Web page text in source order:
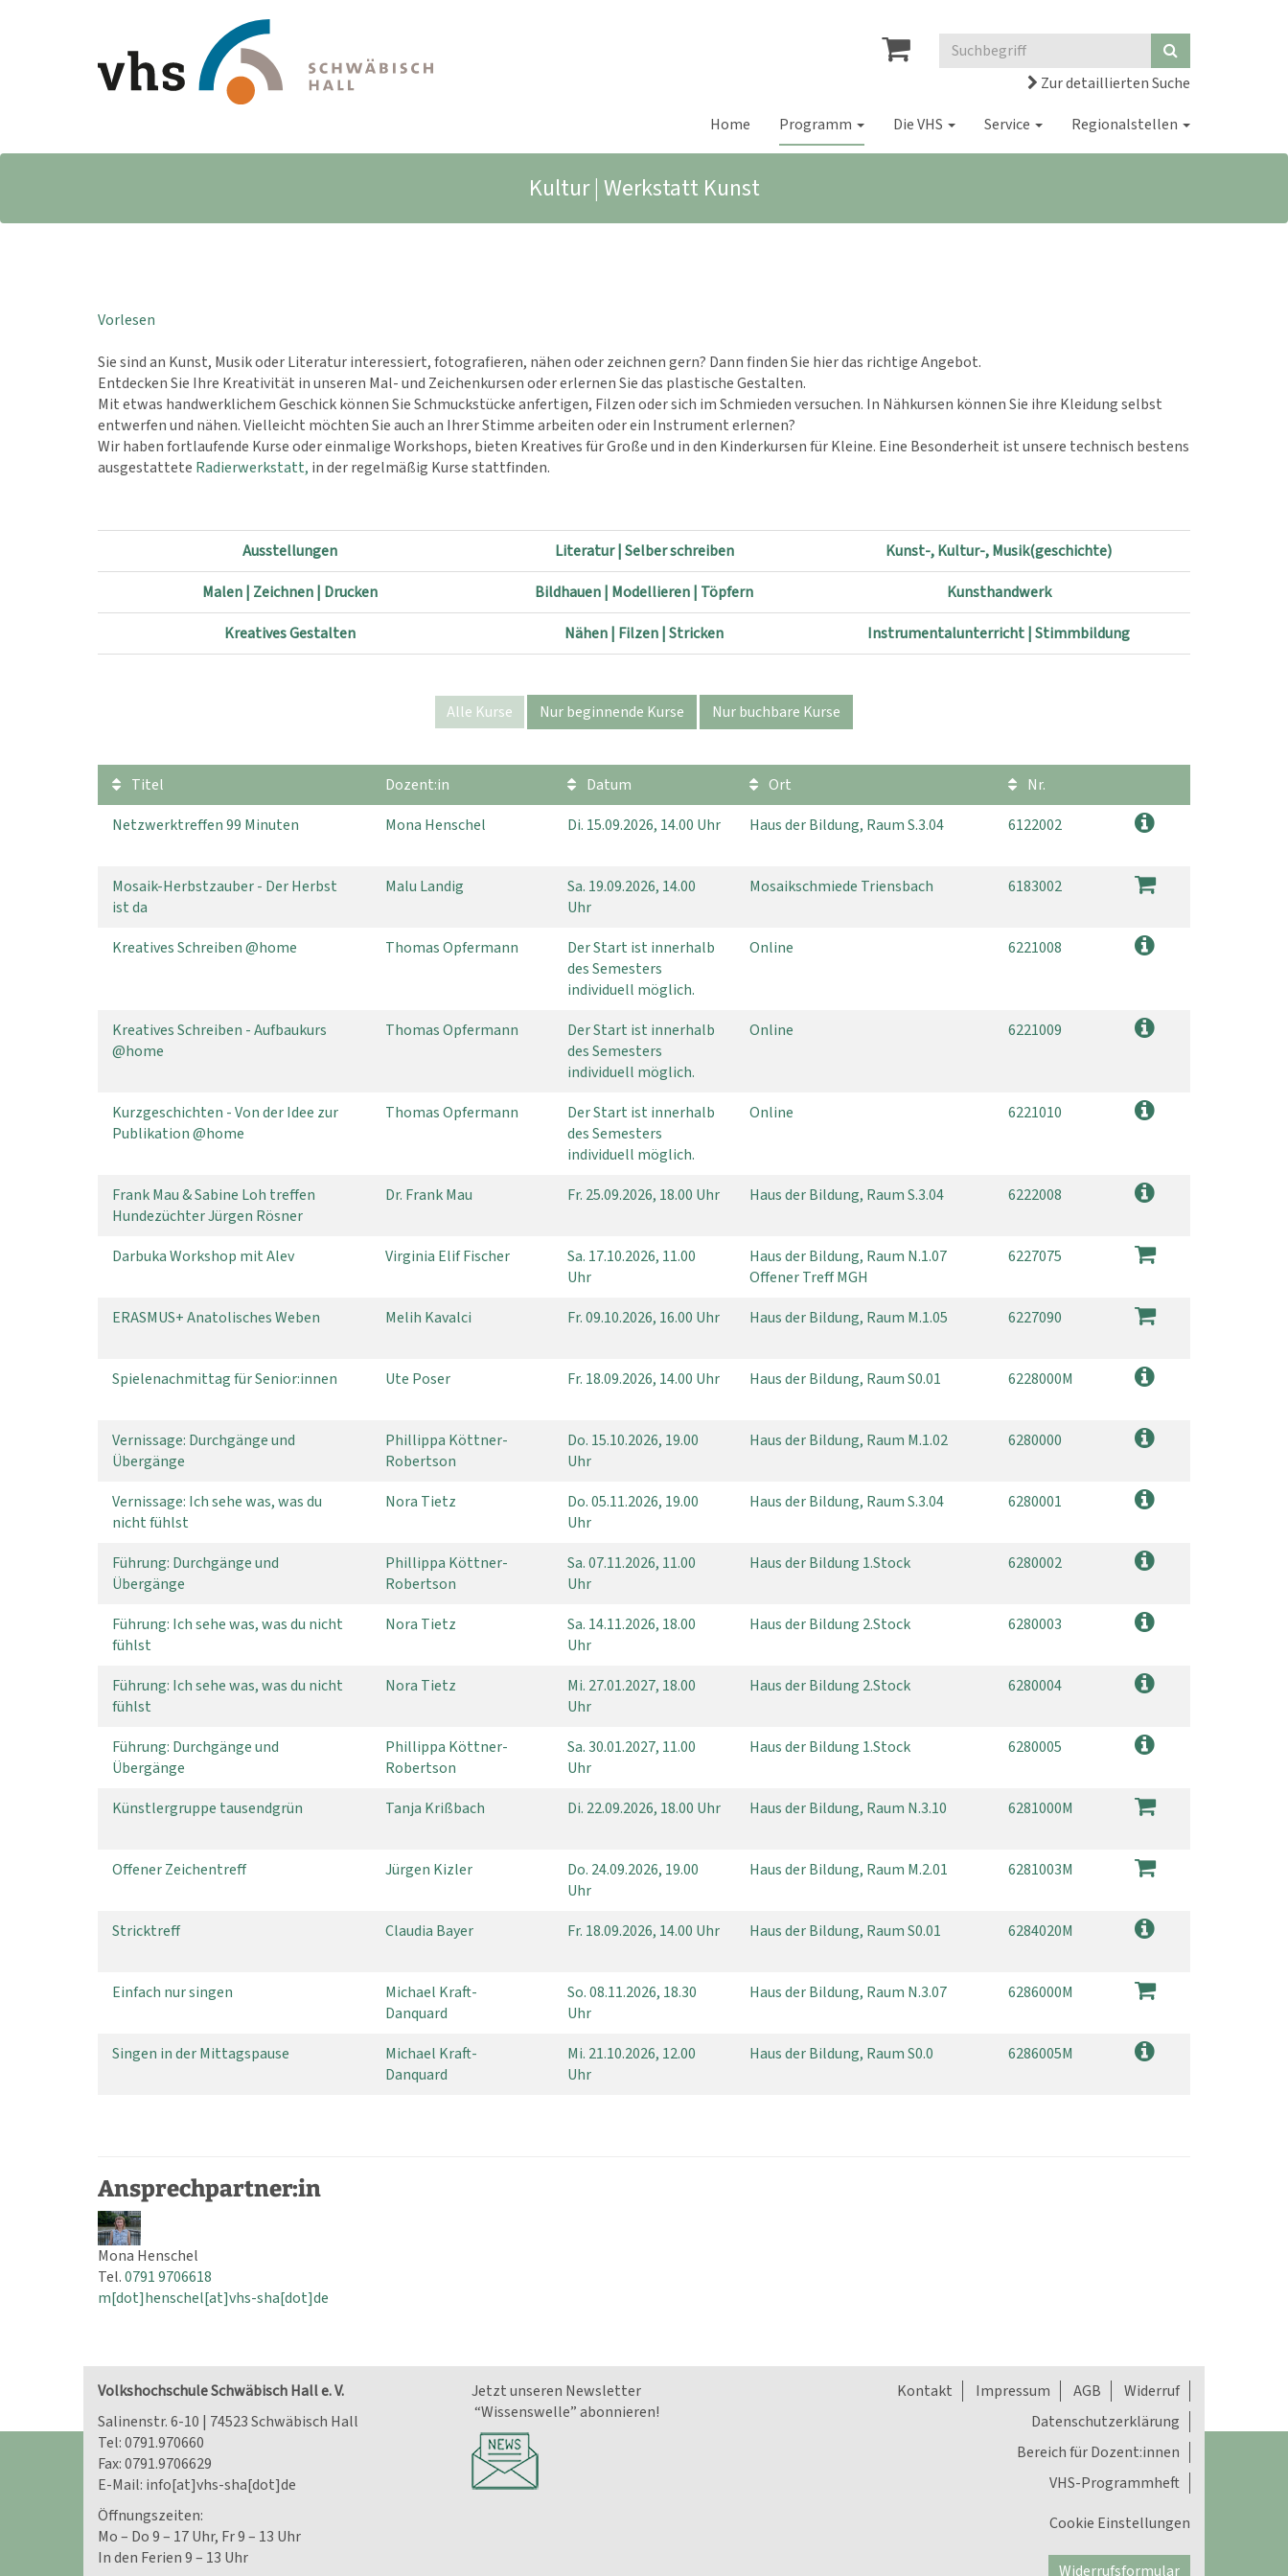
Zur detaillierten Suche
Home
Programm Die VHS Service Regionalstellen
Kultur | Werkstatt Kunst
Vorlesen
Sie sind an Kunst, Musik oder Literatur interessiert, fotografieren, nähen oder zeichnen gern? Dann finden Sie hier das richtige Angebot.
Entdecken Sie Ihre Kreativität in unseren Mal- und Zeichenkursen oder erlernen Sie das plastische Gestalten.
Mit etwas handwerklichem Geschick können Sie Schmuckstücke anfertigen, Filzen oder sich im Schmieden versuchen. In Nähkursen können Sie ihre Kleidung selbst
entwerfen und nähen. Vielleicht möchten Sie auch an Ihrer Stimme arbeiten oder ein Instrument erlernen?
Wir haben fortlaufende Kurse oder einmalige Workshops, bieten Kreatives für Große und in den Kinderkursen für Kleine. Eine Besonderheit ist unsere technisch bestens
ausgestattete Radierwerkstatt, in der regelmäßig Kurse stattfinden.
Ausstellungen Literatur | Selber schreiben
Kunst-, Kultur-, Musik(geschichte)
Malen | Zeichnen | Drucken
Bildhauen | Modellieren | Töpfern
Kunsthandwerk
Kreatives Gestalten
Nähen | Filzen | Stricken Instrumentalunterricht | Stimmbildung
Alle Kurse Nur beginnende Kurse Nur buchbare Kurse
Titel Dozent:in Datum Ort
Nr.
Netzwerktreffen 99 Minuten
Mona Henschel Di. 15.09.2026, 14.00 Uhr Haus der Bildung, Raum S.3.04 6122002
Mosaik-Herbstzauber - Der Herbst
ist da
Malu Landig Sa. 19.09.2026, 14.00
Uhr
Mosaikschmiede Triensbach 6183002
Kreatives Schreiben @home Thomas Opfermann
Der Start ist innerhalb
des Semesters
individuell möglich.
Online 6221008
Kreatives Schreiben - Aufbaukurs
@home
Thomas Opfermann
Der Start ist innerhalb
des Semesters
individuell möglich.
Online 6221009
Kurzgeschichten - Von der Idee zur
Publikation @home
Thomas Opfermann
Der Start ist innerhalb
des Semesters
individuell möglich.
Online 6221010
Frank Mau & Sabine Loh treffen
Hundezüchter Jürgen Rösner
Dr. Frank Mau Fr. 25.09.2026, 18.00 Uhr Haus der Bildung, Raum S.3.04 6222008
Darbuka Workshop mit Alev Virginia Elif Fischer Sa. 17.10.2026, 11.00
Uhr
Haus der Bildung, Raum N.1.07
Offener Treff MGH
6227075
ERASMUS+ Anatolisches Weben Melih Kavalci Fr.09.10.2026, 16.00 Uhr Haus der Bildung, Raum M.1.05 6227090
Spielenachmittag für Senior:innen Ute Poser Fr. 18.09.2026, 14.00 Uhr Haus der Bildung, Raum S0.01 6228000M
Vernissage: Durchgänge und
Übergänge
Phillippa Köttner-
Robertson
Do. 15.10.2026, 19.00
Uhr
Haus der Bildung, Raum M.1.02 6280000
Vernissage: Ich sehe was, was du
nicht fühlst
Nora Tietz Do.05.11.2026, 19.00
Uhr
Haus der Bildung, Raum S.3.04 6280001
Führung: Durchgänge und
Übergänge
Phillippa Köttner-
Robertson
Sa.07.11.2026, 11.00
Uhr
Haus der Bildung 1.Stock 6280002
Führung: Ich sehe was, was du nicht
fühlst
Nora Tietz Sa. 14.11.2026, 18.00
Uhr
Haus der Bildung 2.Stock 6280003
Führung: Ich sehe was, was du nicht
fühlst
Nora Tietz Mi. 27.01.2027, 18.00
Uhr
Haus der Bildung 2.Stock 6280004
Führung: Durchgänge und
Übergänge
Phillippa Köttner-
Robertson
Sa.30.01.2027, 11.00
Uhr
Haus der Bildung 1.Stock 6280005
Künstlergruppe tausendgrün Tanja Krißbach Di. 22.09.2026, 18.00 Uhr Haus der Bildung, Raum N.3.10 6281000M
Offener Zeichentreff Jürgen Kizler Do. 24.09.2026, 19.00
Uhr
Haus der Bildung, Raum M.2.01 6281003M
Stricktreff Claudia Bayer Fr. 18.09.2026, 14.00 Uhr Haus der Bildung, Raum S0.01 6284020M
Einfach nur singen
Michael Kraft-
Danquard
So.08.11.2026, 18.30
Uhr
Haus der Bildung, Raum N.3.07 6286000M
Singen in der Mittagspause
Michael Kraft-
Danquard
Mi. 21.10.2026, 12.00
Uhr
Haus der Bildung, Raum S0.0 6286005M
Ansprechpartner:in
Mona Henschel
Tel.0791 9706618
m[dot]henschel[at]vhs-sha[dot]de
Volkshochschule Schwäbisch Hall e. V.
Salinenstr. 6-10 | 74523 Schwäbisch Hall
Tel:0791.970660
Fax: 0791.9706629
E-Mail: info[at]vhs-sha[dot]de
Öffnungszeiten:
Mo – Do 9 – 17 Uhr, Fr 9 – 13 Uhr
In den Ferien 9 – 13 Uhr
Jetzt unseren Newsletter
“Wissenswelle” abonnieren!
Kontakt Impressum AGB
Widerruf
Datenschutzerklärung
Bereich für Dozent:innen
VHS-Programmheft
Cookie Einstellungen
Widerrufsformular